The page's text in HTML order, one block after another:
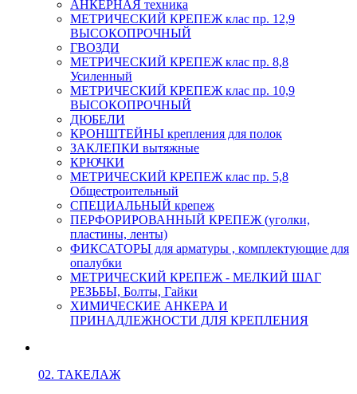
АНКЕРНАЯ техника
МЕТРИЧЕСКИЙ КРЕПЕЖ клас пр. 12,9
ВЫСОКОПРОЧНЫЙ
ГВОЗДИ
МЕТРИЧЕСКИЙ КРЕПЕЖ клас пр. 8,8
Усиленный
МЕТРИЧЕСКИЙ КРЕПЕЖ клас пр. 10,9
ВЫСОКОПРОЧНЫЙ
ДЮБЕЛИ
КРОНШТЕЙНЫ крепления для полок
ЗАКЛЕПКИ вытяжные
КРЮЧКИ
МЕТРИЧЕСКИЙ КРЕПЕЖ клас пр. 5,8
Общестроительный
СПЕЦИАЛЬНЫЙ крепеж
ПЕРФОРИРОВАННЫЙ КРЕПЕЖ (уголки,
пластины, ленты)
ФИКСАТОРЫ для арматуры , комплектующие для
опалубки
МЕТРИЧЕСКИЙ КРЕПЕЖ - МЕЛКИЙ ШАГ
РЕЗЬБЫ, Болты, Гайки
ХИМИЧЕСКИЕ АНКЕРА И
ПРИНАДЛЕЖНОСТИ ДЛЯ КРЕПЛЕНИЯ
02. ТАКЕЛАЖ